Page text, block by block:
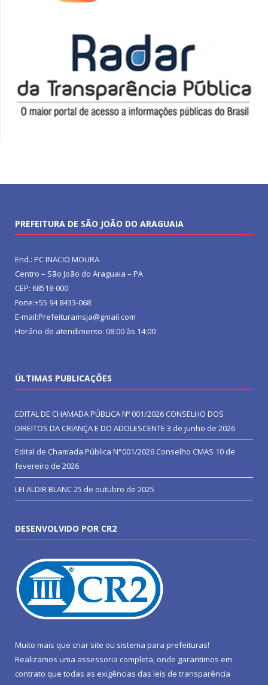
PREFEITURA DE SÃO JOÃO DO ARAGUAIA
End.: PC INACIO MOURA
Centro – São João do Araguaia – PA
CEP: 68518-000
Fone:+55 94 8433-068
E-mail:Prefeituramsja@gmail.com
Horário de atendimento: 08:00 às 14:00
ÚLTIMAS PUBLICAÇÕES
EDITAL DE CHAMADA PÚBLICA Nº 001/2026 CONSELHO DOS
DIREITOS DA CRIANÇA E DO ADOLESCENTE 3 de junho de 2026
Edital de Chamada Pública N°001/2026 Conselho CMAS 10 de
fevereiro de 2026
LEI ALDIR BLANC25 de outubro de 2025
DESENVOLVIDO POR CR2
Muito mais que criar site ou sistema para prefeituras!
Realizamos uma assessoria completa, onde garantimos em
contrato que todas as exigências das leis de transparência